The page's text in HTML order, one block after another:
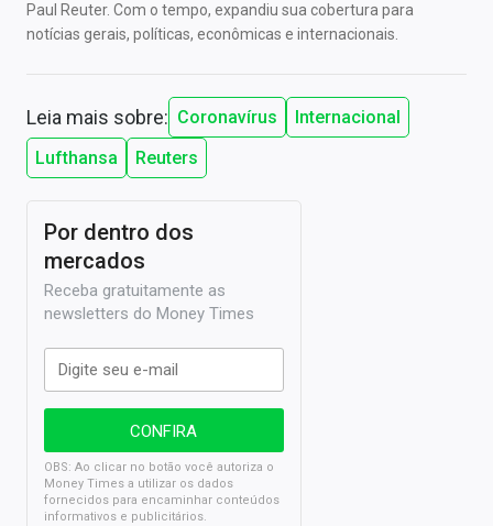
Paul Reuter. Com o tempo, expandiu sua cobertura para
notícias gerais, políticas, econômicas e internacionais.
Leia mais sobre: Coronavírus
Internacional
Lufthansa
Reuters
Por dentro dos
mercados
Receba gratuitamente as
newsletters do Money Times
OBS: Ao clicar no botão você autoriza o
Money Times a utilizar os dados
fornecidos para encaminhar conteúdos
informativos e publicitários.